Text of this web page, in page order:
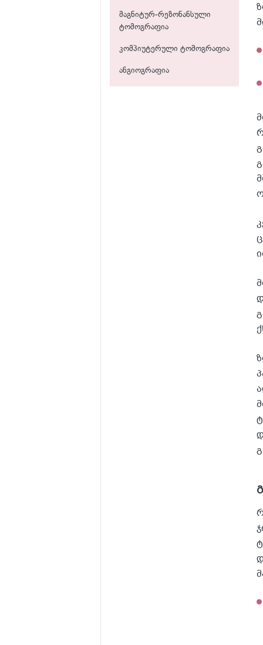
მაგნიტურ-რეზონანსული
ტომოგრაფია
კომპიუტერული ტომოგრაფია
ანგიოგრაფია